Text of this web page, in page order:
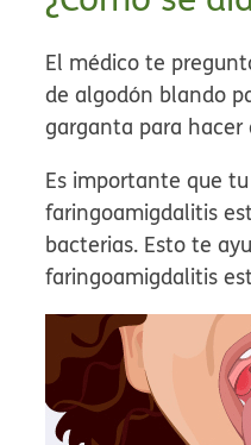
El médico te
de algodón blando
garganta para hacer
Es importante que
faringoamigdalitis
bacterias. Esto te
faringoamigdalitis